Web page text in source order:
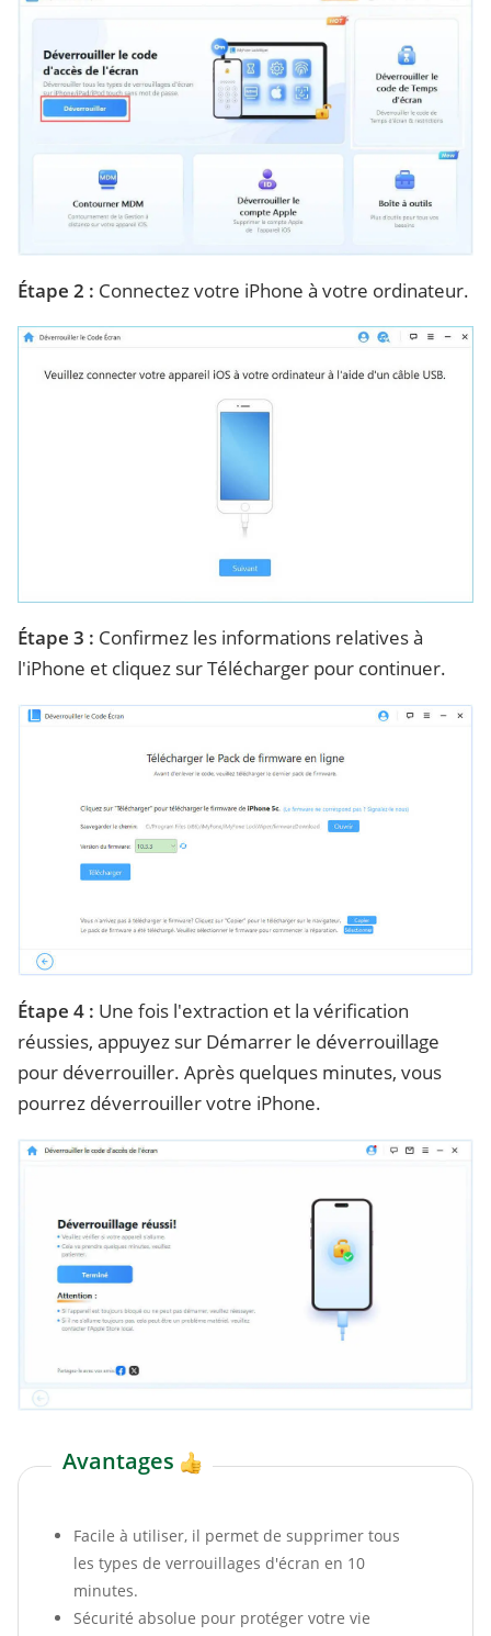
Étape 2 : Connectez votre iPhone à votre ordinateur.
Étape 3 : Confirmez les informations relatives à
l'iPhone et cliquez sur Télécharger pour continuer.
Étape 4 : Une fois l'extraction et la vérification
réussies, appuyez sur Démarrer le déverrouillage
pour déverrouiller. Après quelques minutes, vous
pourrez déverrouiller votre iPhone.
Avantages
Facile à utiliser, il permet de supprimer tous
les types de verrouillages d'écran en 10
minutes.
Sécurité absolue pour protéger votre vie